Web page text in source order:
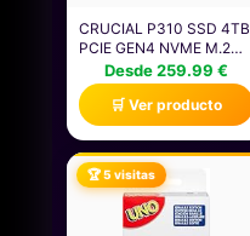
CRUCIAL P310 SSD 4TB
PCIE GEN4 NVME M.2
2280, DISCO INTERNO,
HASTA 7.100 MB/S,
COMPATIBLE CON
ORDENADOR PORTÁTIL
Y DE SOBREMESA &
CONSOLAS DE JUEGOS
PORTÁTILES -
CT4000P310SSD801
Desde 259.99 €
🛒 Ver producto
🏆 5 visitas